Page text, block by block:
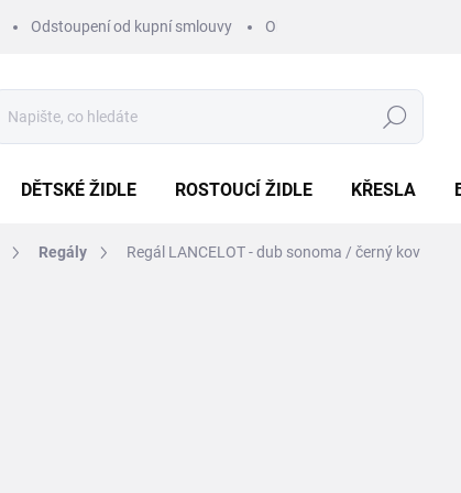
Odstoupení od kupní smlouvy Obchodní podmínky
Hledat
DĚTSKÉ ŽIDLE ROSTOUCÍ ŽIDLE KŘESLA
Regály Regál LANCELOT - dub sonoma / černý kov